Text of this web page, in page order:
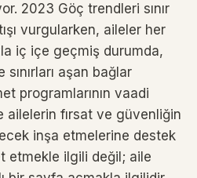
2023 Göç trendleri sınır
vurgularken, aileler her
iç içe geçmiş durumda,
aşan bağlar
programlarının vaadi
ailelerin fırsat ve güvenliğin
inşa etmelerine destek
etmekle ilgili değil; aile